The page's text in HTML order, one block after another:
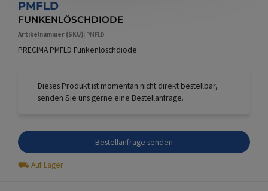
PMFLD
FUNKENLÖSCHDIODE
Artikelnummer (SKU) PMFLD
PRECIMA PMFLD Funkenlöschdiode
Dieses Produkt ist momentan nicht direkt bestellbar,
senden Sie uns gerne eine Bestellanfrage.
Bestellanfrage senden
⛟ Auf Lager